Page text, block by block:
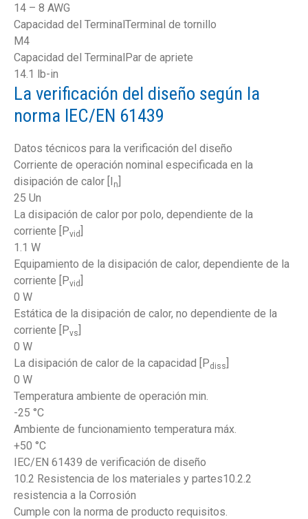
14 – 8 AWG
Capacidad del TerminalTerminal de tornillo
M4
Capacidad del TerminalPar de apriete
14.1 lb-in
La verificación del diseño según la
norma IEC/EN 61439
Datos técnicos para la verificación del diseño
Corriente de operación nominal especificada en la
disipación de calor [I n
25 Un
La disipación de calor por polo, dependiente de la
corriente [Pvid
1.1 W
Equipamiento de la disipación de calor, dependiente de la
corriente [Pvid
0 W
Estática de la disipación de calor, no dependiente de la
corriente [Pvs
0 W
La disipación de calor de la capacidad [Pdiss
0 W
Temperatura ambiente de operación min.
-25 °C
Ambiente de funcionamiento temperatura máx.
+50 °C
IEC/EN 61439 de verificación de diseño
10.2 Resistencia de los materiales y partes10.2.2
resistencia a la Corrosión
Cumple con la norma de producto requisitos.